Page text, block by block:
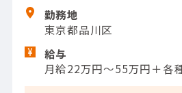
勤務地
東京都品川区
給与
月給22万円～55万円＋各